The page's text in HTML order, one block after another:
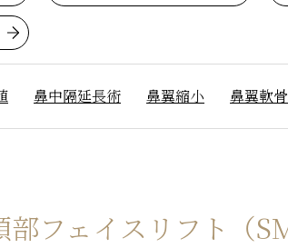
鼻中隔延長術 鼻翼縮小 鼻翼軟
フェイスリフト（